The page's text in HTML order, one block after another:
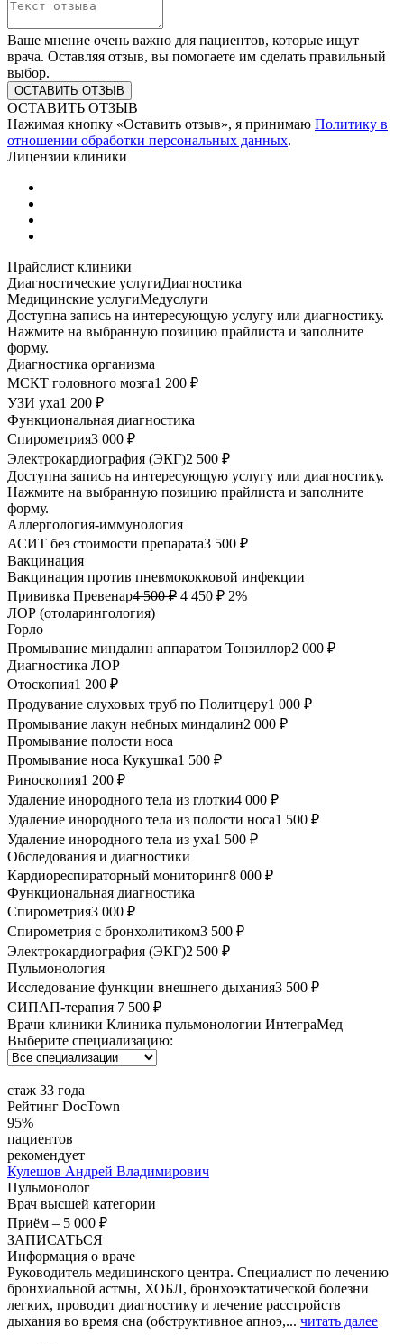
Ваше мнение очень важно для пациентов, которые ищут
врача. Оставляя отзыв, вы помогаете им сделать правильный
выбор.
ОСТАВИТЬ ОТЗЫВ
Нажимая кнопку «Оставить отзыв», я принимаю Политику в
отношении обработки персональных данных.
Лицензии клиники
Прайслист клиники
Диагностические услугиДиагностика
Медицинские услугиМедуслуги
Доступна запись на интересующую услугу или диагностику.
Нажмите на выбранную позицию прайлиста и заполните
форму.
Диагностика организма
МСКТ головного мозга1 200 ₽
УЗИ уха1 200 ₽
Функциональная диагностика
Спирометрия3 000 ₽
Электрокардиография (ЭКГ)2 500 ₽
Доступна запись на интересующую услугу или диагностику.
Нажмите на выбранную позицию прайлиста и заполните
форму.
Аллергология-иммунология
АСИТ без стоимости препарата3 500 ₽
Вакцинация
Вакцинация против пневмококковой инфекции
Прививка Превенар4 500 ₽ 4 450 ₽ 2%
ЛОР (отоларингология)
Горло
Промывание миндалин аппаратом Тонзиллор2 000 ₽
Диагностика ЛОР
Отоскопия1 200 ₽
Продувание слуховых труб по Политцеру1 000 ₽
Промывание лакун небных миндалин2 000 ₽
Промывание полости носа
Промывание носа Кукушка1 500 ₽
Риноскопия1 200 ₽
Удаление инородного тела из глотки4 000 ₽
Удаление инородного тела из полости носа1 500 ₽
Удаление инородного тела из уха1 500 ₽
Обследования и диагностики
Кардиореспираторный мониторинг8 000 ₽
Функциональная диагностика
Спирометрия3 000 ₽
Спирометрия с бронхолитиком3 500 ₽
Электрокардиография (ЭКГ)2 500 ₽
Пульмонология
Исследование функции внешнего дыхания3 500 ₽
СИПАП-терапия 7 500 ₽
Врачи клиники Клиника пульмонологии ИнтеграМед
Выберите специализацию:
стаж 33 года
Рейтинг DocTown
95%
пациентов
рекомендует
Кулешов Андрей Владимирович
Пульмонолог
Врач высшей категории
Приём – 5 000 ₽
ЗАПИСАТЬСЯ
Информация о враче
Руководитель медицинского центра. Специалист по лечению
бронхиальной астмы, ХОБЛ, бронхоэктатической болезни
легких, проводит диагностику и лечение расстройств
дыхания во время сна (обструктивное апноэ,... читать далее